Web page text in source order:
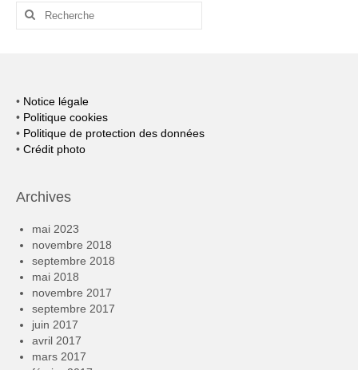
Rechercher
• Notice légale
• Politique cookies
• Politique de protection des données
• Crédit photo
Archives
mai 2023
novembre 2018
septembre 2018
mai 2018
novembre 2017
septembre 2017
juin 2017
avril 2017
mars 2017